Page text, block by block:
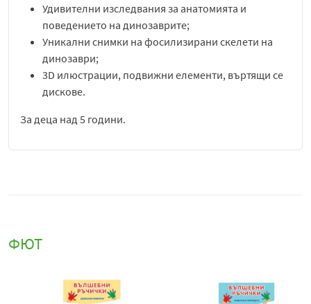
Удивителни изследвания за анатомията и
поведението на динозаврите;
Уникални снимки на фосилизирани скелети на
динозаври;
3D илюстрации, подвижни елементи, въртящи се
дискове.
За деца над 5 години.
ФЮТ